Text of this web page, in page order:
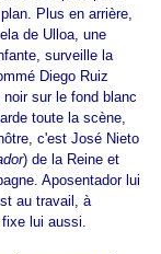
Plus en arrière,
de Ulloa, une
surveille la
Diego Ruiz
sur le fond blanc
toute la scène,
c'est José Nieto
) de la Reine et
Aposentador lui
au travail, à
lui aussi.